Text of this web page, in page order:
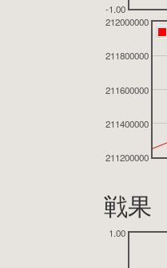
-1.00
211200000
211400000
211600000
211800000
212000000
戦果
1.00